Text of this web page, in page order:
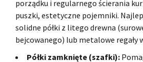
porządku i regularnego ścierania
puszki, estetyczne pojemniki.
solidne półki z litego drewna
bejcowanego) lub metalowe regały
Półki zamknięte (szafki):